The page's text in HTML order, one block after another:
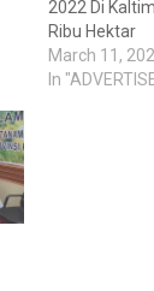
2022 Di
Ribu Hektar
March 11,
In